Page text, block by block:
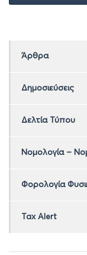
Άρθρα
Δημοσιεύσεις
Δελτία Τύπου
Νομολογία –
Φορολογία
Tax Alert